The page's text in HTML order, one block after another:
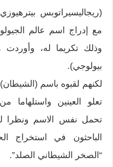
(ريجاليسيراتوبس
مع إدراج اسم عالم
وذلك تكريما له، وأوردت
بيولوجي).
لكنهم لقبوه باسم
تعلو العينين واستلهاما
تحمل نفس الاسم ونظرا
الباحثون في استخراج
“الصخر الشيطاني الصلد”.